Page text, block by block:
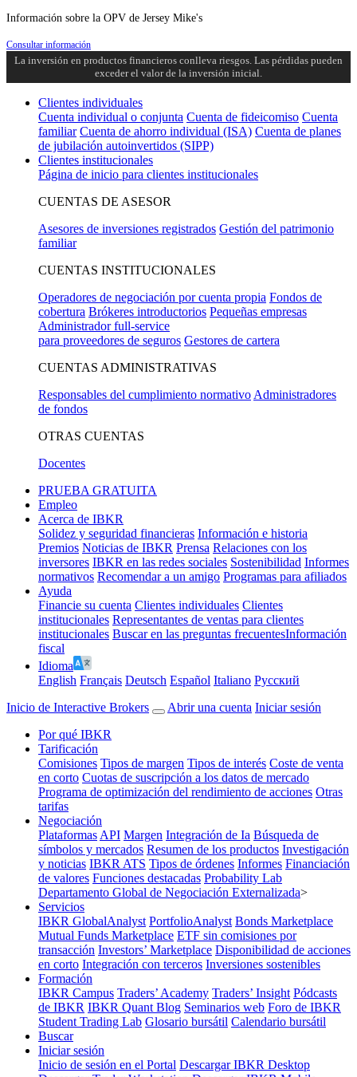
Información sobre la OPV de Jersey Mike's
Consultar información
La inversión en productos financieros conlleva riesgos. Las pérdidas pueden
exceder el valor de la inversión inicial.
Clientes individuales
Cuenta individual o conjunta Cuenta de fideicomiso Cuenta
familiar Cuenta de ahorro individual (ISA) Cuenta de planes
de jubilación autoinvertidos (SIPP)
Clientes institucionales
Página de inicio para clientes institucionales
CUENTAS DE ASESOR
Asesores de inversiones registrados Gestión del patrimonio
familiar
CUENTAS INSTITUCIONALES
Operadores de negociación por cuenta propia Fondos de
cobertura Brókeres introductorios Pequeñas empresas
Administrador full-service
para proveedores de seguros Gestores de cartera
CUENTAS ADMINISTRATIVAS
Responsables del cumplimiento normativo Administradores
de fondos
OTRAS CUENTAS
Docentes
PRUEBA GRATUITA
Empleo
Acerca de IBKR
Solidez y seguridad financieras Información e historia
Premios Noticias de IBKR Prensa Relaciones con los
inversores IBKR en las redes sociales Sostenibilidad Informes
normativos Recomendar a un amigo Programas para afiliados
Ayuda
Financie su cuenta Clientes individuales Clientes
institucionales Representantes de ventas para clientes
institucionales Buscar en las preguntas frecuentesInformación
fiscal
Idioma
English Français Deutsch Español Italiano Pусский
Inicio de Interactive Brokers
Abrir una cuenta Iniciar sesión
Por qué IBKR
Tarificación
Comisiones Tipos de margen Tipos de interés Coste de venta
en corto Cuotas de suscripción a los datos de mercado
Programa de optimización del rendimiento de acciones Otras
tarifas
Negociación
Plataformas API Margen Integración de Ia Búsqueda de
símbolos y mercados Resumen de los productos Investigación
y noticias IBKR ATS Tipos de órdenes Informes Financiación
de valores Funciones destacadas Probability Lab
Departamento Global de Negociación Externalizada>
Servicios
IBKR GlobalAnalyst PortfolioAnalyst Bonds Marketplace
Mutual Funds Marketplace ETF sin comisiones por
transacción Investors’ Marketplace Disponibilidad de acciones
en corto Integración con terceros Inversiones sostenibles
Formación
IBKR Campus Traders’ Academy Traders’ Insight Pódcasts
de IBKR IBKR Quant Blog Seminarios web Foro de IBKR
Student Trading Lab Glosario bursátil Calendario bursátil
Buscar
Iniciar sesión
Inicio de sesión en el Portal Descargar IBKR Desktop